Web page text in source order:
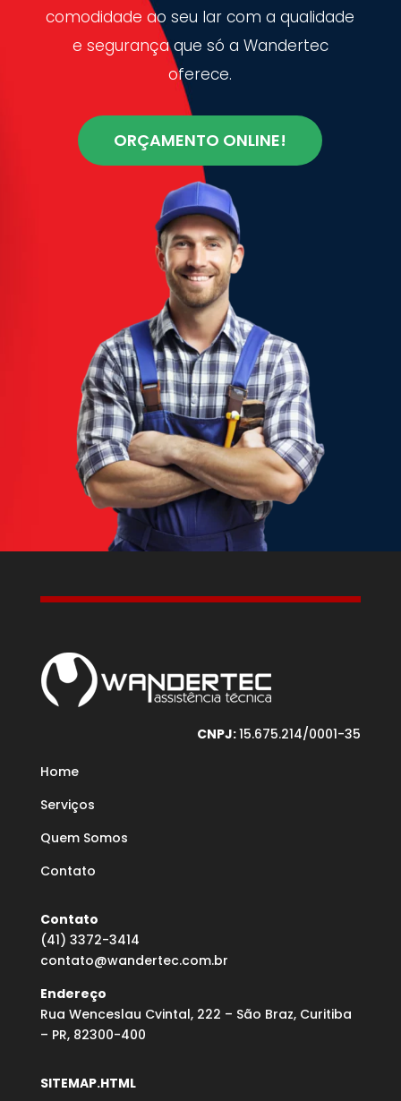
comodidade ao seu lar com a qualidade
e segurança que só a Wandertec
oferece.
ORÇAMENTO ONLINE!
CNPJ:15.675.214/0001-35
Home
Serviços
Quem Somos
Contato
Contato
(41) 3372-3414
contato@wandertec.com.br
Endereço
Rua Wenceslau Cvintal, 222 – São Braz, Curitiba
– PR, 82300-400
SITEMAP.HTML